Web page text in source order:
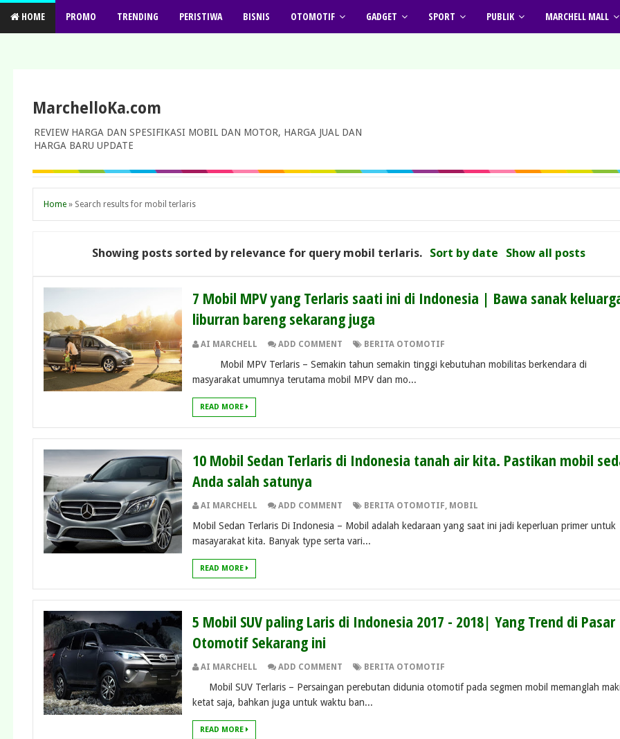
HOME PROMO TRENDING PERISTIWA BISNIS OTOMOTIF GADGET SPORT PUBLIK MARCHELL MALL
MarchelloKa.com
REVIEW HARGA DAN SPESIFIKASI MOBIL DAN MOTOR, HARGA JUAL DAN
HARGA BARU UPDATE
Home » Search results for mobil terlaris
Showing posts sorted by relevance for query mobil terlaris. Sort by date Show all posts
7 Mobil MPV yang Terlaris saati ini di Indonesia | Bawa sanak
liburran bareng sekarang juga
AI MARCHELL ADD COMMENT BERITA OTOMOTIF
Mobil MPV Terlaris – Semakin tahun semakin tinggi kebutuhan mobilitas berkendara di
masyarakat umumnya terutama mobil MPV dan mo...
READ MORE
10 Mobil Sedan Terlaris di Indonesia tanah air kita. Pastikan mobil
Anda salah satunya
AI MARCHELL ADD COMMENT BERITA OTOMOTIF, MOBIL
Mobil Sedan Terlaris Di Indonesia – Mobil adalah kedaraan yang saat ini jadi keperluan primer untuk
masayarakat kita. Banyak type serta vari...
READ MORE
5 Mobil SUV paling Laris di Indonesia 2017 - 2018| Yang Trend di Pasar
Otomotif Sekarang ini
AI MARCHELL ADD COMMENT BERITA OTOMOTIF
Mobil SUV Terlaris – Persaingan perebutan didunia otomotif pada segmen mobil memanglah
ketat saja, bahkan juga untuk waktu ban...
READ MORE